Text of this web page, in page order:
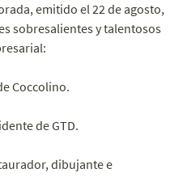
emitido el 22 de agosto,
sobresalientes y talentosos
Coccolino.
de GTD.
dibujante e